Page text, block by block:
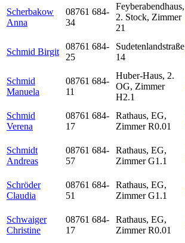
Scherbakow
Anna
08761 684-
34
Feyberabendhaus,
2. Stock, Zimmer
21
Schmid Birgit
08761 684-
25
Sudetenlandstraße
14
Schmid
Manuela
08761 684-
11
Huber-Haus, 2.
OG, Zimmer
H2.1
Schmid
Verena
08761 684-
17
Rathaus, EG,
Zimmer R0.01
Schmidt
Andreas
08761 684-
57
Rathaus, EG,
Zimmer G1.1
Schröder
Claudia
08761 684-
51
Rathaus, EG,
Zimmer G1.1
Schwaiger
Christine
08761 684-
17
Rathaus, EG,
Zimmer R0.01